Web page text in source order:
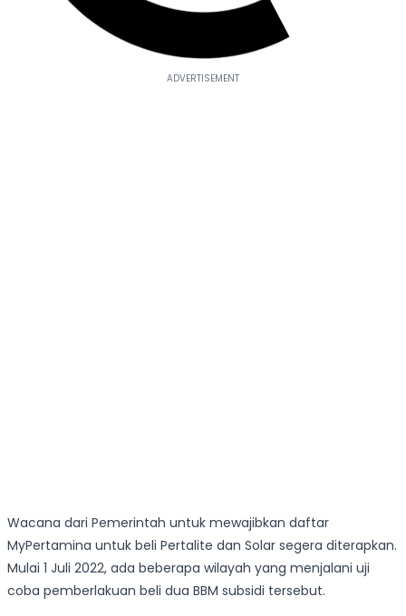
Wacana dari Pemerintah untuk mewajibkan daftar
MyPertamina untuk beli Pertalite dan Solar segera diterapkan.
Mulai 1 Juli 2022, ada beberapa wilayah yang menjalani uji
coba pemberlakuan beli dua BBM subsidi tersebut.